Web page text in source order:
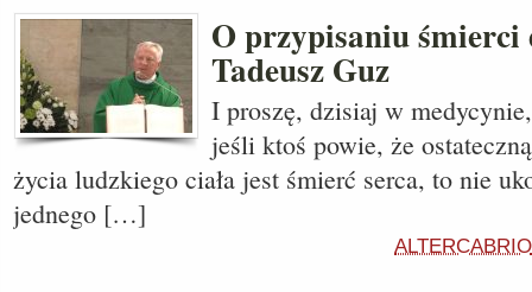
O przypisaniu
Tadeusz Guz
I proszę, dzisiaj w
jeśli ktoś powie, że
życia ludzkiego ciała jest śmierć serca, to nie
jednego […]
ALTERCABRIO